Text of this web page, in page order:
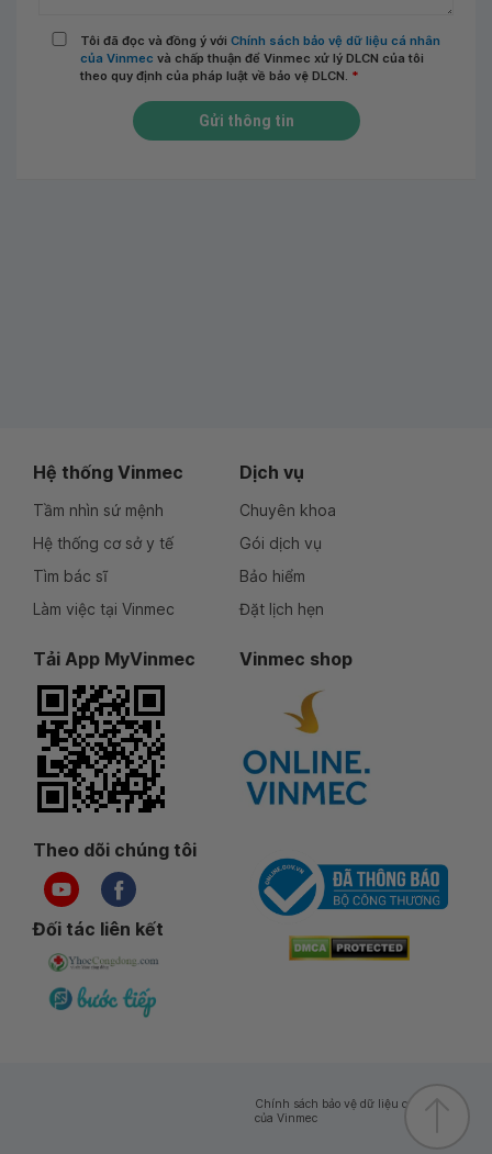
Tôi đã đọc và đồng ý với Chính sách bảo vệ dữ liệu cá nhân
của Vinmec và chấp thuận để Vinmec xử lý DLCN của tôi
theo quy định của pháp luật về bảo vệ DLCN. *
Gửi thông tin
Hệ thống Vinmec
Tầm nhìn sứ mệnh
Hệ thống cơ sở y tế
Tìm bác sĩ
Làm việc tại Vinmec
Dịch vụ
Chuyên khoa
Gói dịch vụ
Bảo hiểm
Đặt lịch hẹn
Tải App MyVinmec Vinmec shop
Theo dõi chúng tôi
Đối tác liên kết
Chính sách bảo vệ dữ liệu cá nhân
của Vinmec